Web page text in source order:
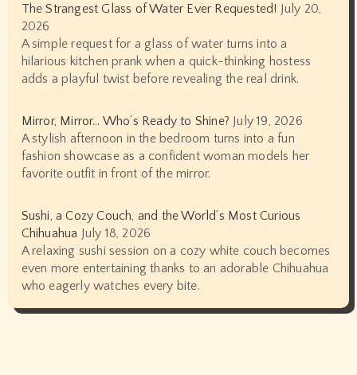
The Strangest Glass of Water Ever Requested! July 20,
2026
A simple request for a glass of water turns into a
hilarious kitchen prank when a quick-thinking hostess
adds a playful twist before revealing the real drink.
Mirror, Mirror… Who’s Ready to Shine? July 19, 2026
A stylish afternoon in the bedroom turns into a fun
fashion showcase as a confident woman models her
favorite outfit in front of the mirror.
Sushi, a Cozy Couch, and the World’s Most Curious
Chihuahua July 18, 2026
A relaxing sushi session on a cozy white couch becomes
even more entertaining thanks to an adorable Chihuahua
who eagerly watches every bite.